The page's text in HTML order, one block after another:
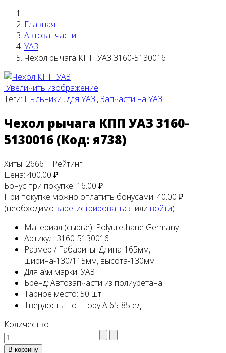
Главная
Автозапчасти
УАЗ
Чехол рычага КПП УАЗ 3160-5130016
Увеличить изображение
Теги: Пыльники.,для УАЗ.,Запчасти на УАЗ.
Чехол рычага КПП УАЗ 3160-
5130016 (Код: я738)
Хиты: 2666 | Рейтинг:
Цена: 400.00 ₽
Бонус при покупке: 16.00 ₽
При покупке можно оплатить бонусами: 40.00 ₽
(необходимо зарегистрироваться или войти)
Материал (сырье): Polyurethane Germany
Артикул: 3160-5130016
Размер / Габариты: Длина-165мм,
ширина-130/115мм, высота-130мм
Для а\м марки: УАЗ
Бренд: Автозапчасти из полиуретана
Тарное место: 50 шт
Твердость: по Шору А 65-85 ед.
Количество: